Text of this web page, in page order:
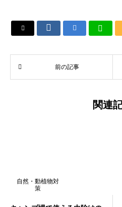
  
前の記事
関連
自然・動植物対
策